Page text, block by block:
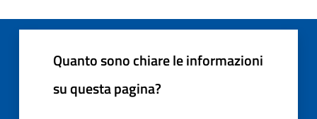
Quanto sono chiare le informazioni
su questa pagina?